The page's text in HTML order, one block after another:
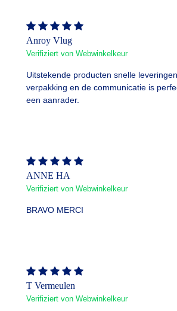
Anroy Vlug
Verifiziert von Webwinkelkeur
Uitstekende producten snelle
verpakking en de communicatie is
een aanrader.
ANNE HA
Verifiziert von Webwinkelkeur
BRAVO MERCI
T Vermeulen
Verifiziert von Webwinkelkeur